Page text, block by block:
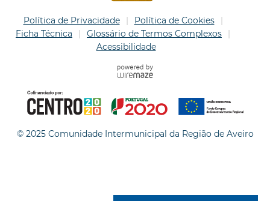
Política de Privacidade
Política de Cookies
Ficha Técnica
Glossário de Termos Complexos
Acessibilidade
© 2025 Comunidade Intermunicipal da Região de Aveiro